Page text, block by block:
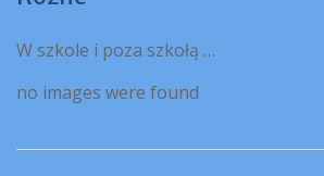
W szkole i poza szkołą …
no images were found